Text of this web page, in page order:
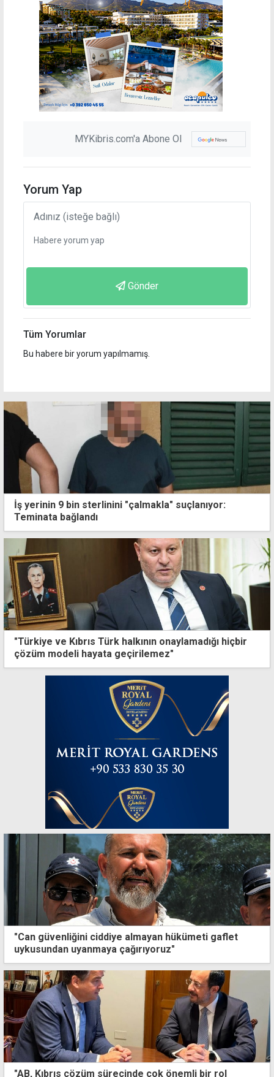
MYKibris.com'a Abone Ol
Yorum Yap
Gönder
Tüm Yorumlar
Bu habere bir yorum yapılmamış.
İş yerinin 9 bin sterlinini "çalmakla" suçlanıyor:
Teminata bağlandı
"Türkiye ve Kıbrıs Türk halkının onaylamadığı hiçbir
çözüm modeli hayata geçirilemez"
"Can güvenliğini ciddiye almayan hükümeti gaflet
uykusundan uyanmaya çağırıyoruz"
"AB, Kıbrıs çözüm sürecinde çok önemli bir rol